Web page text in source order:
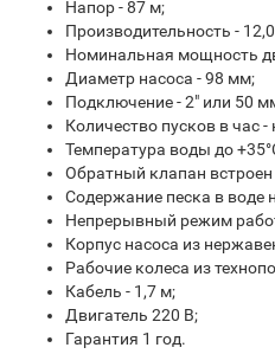
Напор - 87 м;
Производительность -
Номинальная мощность
Диаметр насоса - 98 мм;
Подключение - 2" или 50
Количество пусков в час -
Температура воды до
Обратный клапан встроен
Содержание песка в воде
Непрерывный режим
Корпус насоса из
Рабочие колеса из
Кабель - 1,7 м;
Двигатель 220 В;
Гарантия 1 год.